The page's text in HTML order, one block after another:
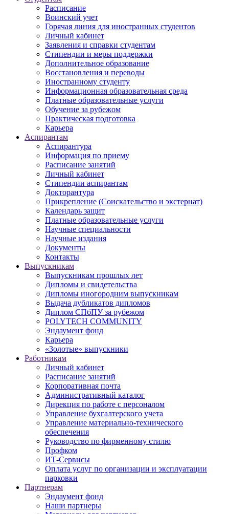
Расписание
Воинский учет
Горячая линия для иностранных студентов
Личный кабинет
Заявления и справки студентам
Стипендии и меры поддержки
Дополнительное образование
Восстановления и переводы
Иностранному студенту
Информационная образовательная среда
Платные образовательные услуги
Обучение за рубежом
Практическая подготовка
Карьера
Аспирантам
Аспирантура
Информация по приему
Расписание занятий
Личный кабинет
Стипендии аспирантам
Докторантура
Прикрепление (Соискательство и экстернат)
Календарь защит
Платные образовательные услуги
Научные специальности
Научные издания
Документы
Контакты
Выпускникам
Выпускникам прошлых лет
Дипломы и свидетельства
Дипломы иногородним выпускникам
Выдача дубликатов дипломов
Диплом СПбПУ за рубежом
POLYTECH COMMUNITY
Эндаумент фонд
Карьера
«Золотые» выпускники
Работникам
Личный кабинет
Расписание занятий
Корпоративная почта
Административный каталог
Дирекция по работе с персоналом
Управление бухгалтерского учета
Управление материально-технического
обеспечения
Руководство по фирменному стилю
Профком
ИТ-Сервисы
Оплата услуг по организации и эксплуатации
парковки
Партнерам
Эндаумент фонд
Наши партнеры